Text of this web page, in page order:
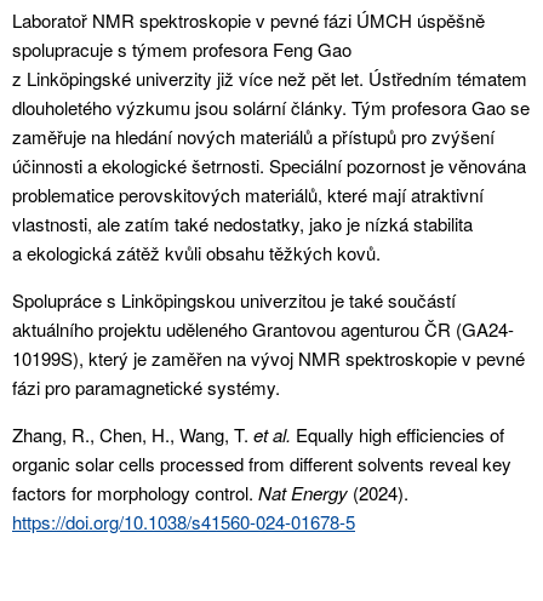
Laboratoř NMR spektroskopie v pevné fázi ÚMCH úspěšně
spolupracuje s týmem profesora Feng Gao
z Linköpingské univerzity již více než pět let. Ústředním tématem
dlouholetého výzkumu jsou solární články. Tým profesora Gao se
zaměřuje na hledání nových materiálů a přístupů pro zvýšení
účinnosti a ekologické šetrnosti. Speciální pozornost je věnována
problematice perovskitových materiálů, které mají atraktivní
vlastnosti, ale zatím také nedostatky, jako je nízká stabilita
a ekologická zátěž kvůli obsahu těžkých kovů.
Spolupráce s Linköpingskou univerzitou je také součástí
aktuálního projektu uděleného Grantovou agenturou ČR (GA24-
10199S), který je zaměřen na vývoj NMR spektroskopie v pevné
fázi pro paramagnetické systémy.
Zhang, R., Chen, H., Wang, T. et al. Equally high efficiencies of
organic solar cells processed from different solvents reveal key
factors for morphology control. Nat Energy (2024).
https://doi.org/10.1038/s41560-024-01678-5